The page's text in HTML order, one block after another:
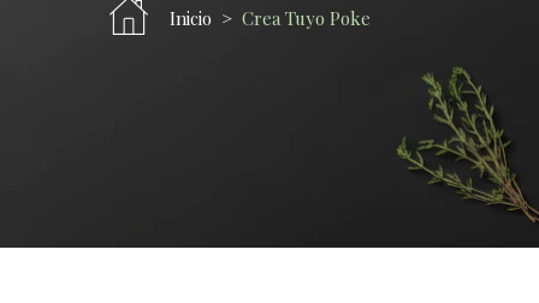
Inicio Crea Tuyo Poke